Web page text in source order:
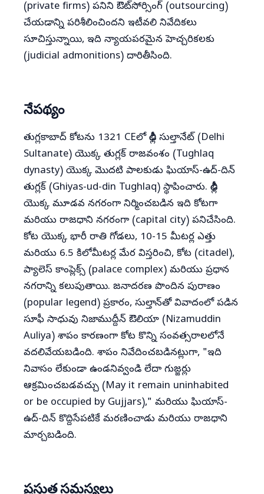
(private firms) పనిని ఔట్‌సోర్సింగ్ (outsourcing)
చేయడాన్ని పరిశీలించిందని ఇటీవలి నివేదికలు
సూచిస్తున్నాయి, ఇది న్యాయపరమైన హెచ్చరికలకు
(judicial admonitions) దారితీసింది.
నేపథ్యం
తుగ్లకాబాద్ కోటను 1321 CEలో ఢిల్లీ సుల్తానేట్ (Delhi
Sultanate) యొక్క తుగ్లక్ రాజవంశం (Tughlaq
dynasty) యొక్క మొదటి పాలకుడు ఘియాస్-ఉద్-దిన్
తుగ్లక్ (Ghiyas-ud-din Tughlaq) స్థాపించారు. ఢిల్లీ
యొక్క మూడవ నగరంగా నిర్మించబడిన ఇది కోటగా
మరియు రాజధాని నగరంగా (capital city) పనిచేసింది.
కోట యొక్క భారీ రాతి గోడలు, 10-15 మీటర్ల ఎత్తు
మరియు 6.5 కిలోమీటర్ల మేర విస్తరించి, కోట (citadel),
ప్యాలెస్ కాంప్లెక్స్ (palace complex) మరియు ప్రధాన
నగరాన్ని కలుపుతాయి. జనాదరణ పొందిన పురాణం
(popular legend) ప్రకారం, సుల్తాన్‌తో వివాదంలో పడిన
సూఫీ సాధువు నిజాముద్దీన్ ఔలియా (Nizamuddin
Auliya) శాపం కారణంగా కోట కొన్ని సంవత్సరాలలోనే
వదలివేయబడింది. శాపం నివేదించబడినట్లుగా, "ఇది
నివాసం లేకుండా ఉండనివ్వండి లేదా గుజ్జర్లు
ఆక్రమించబడవచ్చు (May it remain uninhabited
or be occupied by Gujjars)," మరియు ఘియాస్-
ఉద్-దిన్ కొద్దిసేపటికే మరణించాడు మరియు రాజధాని
మార్చబడింది.
ప్రస్తుత సమస్యలు